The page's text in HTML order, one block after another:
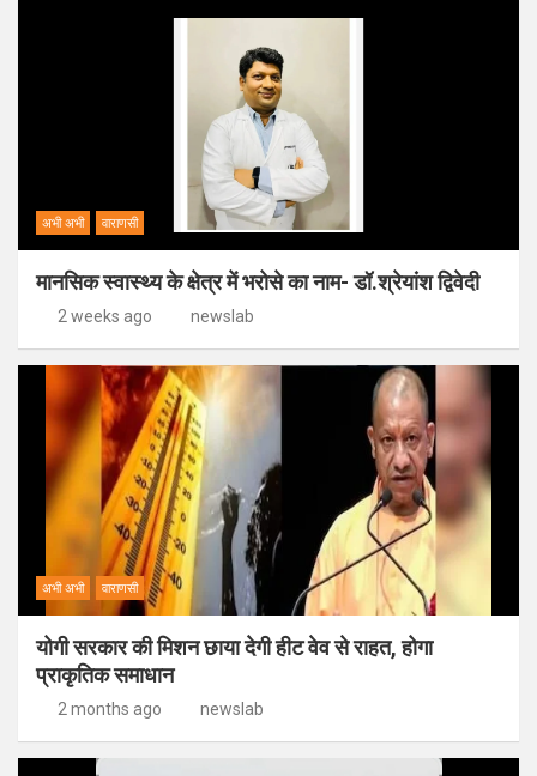
अभी अभी वाराणसी
मानसिक स्वास्थ्य के क्षेत्र में भरोसे का नाम- डॉ.श्रेयांश द्विवेदी
2 weeks ago newslab
अभी अभी वाराणसी
योगी सरकार की मिशन छाया देगी हीट वेव से राहत, होगा
प्राकृतिक समाधान
2 months ago newslab